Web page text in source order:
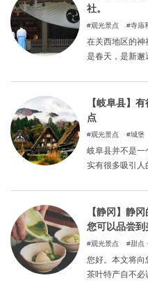
作为您下一次旅
社。
观光景点 寺庙
在关西地区的神
是春天，是新邂
这也是希望在
绍 10 座有利于
【岐阜县】
点
观光景点 城堡
岐阜县并不是一
实有很多吸引人
【静冈】静
您可以品尝到
观光景点 甜点
您好。本文将向
茶叶特产自不必